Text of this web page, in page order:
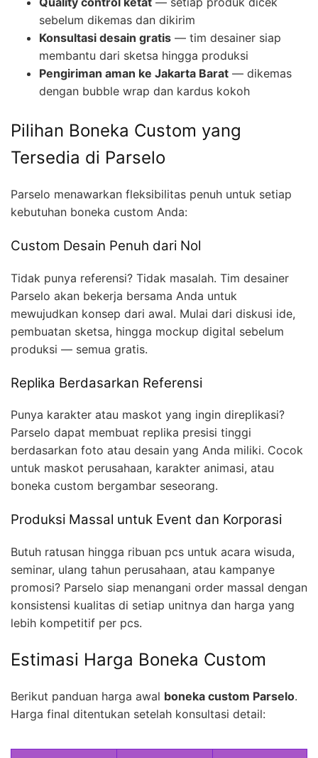
sebelum dikemas dan dikirim
Konsultasi desain gratis — tim desainer siap
membantu dari sketsa hingga produksi
Pengiriman aman ke Jakarta Barat — dikemas
dengan bubble wrap dan kardus kokoh
Pilihan Boneka Custom yang
Tersedia di Parselo
Parselo menawarkan fleksibilitas penuh untuk setiap
kebutuhan boneka custom Anda:
Custom Desain Penuh dari Nol
Tidak punya referensi? Tidak masalah. Tim desainer
Parselo akan bekerja bersama Anda untuk
mewujudkan konsep dari awal. Mulai dari diskusi ide,
pembuatan sketsa, hingga mockup digital sebelum
produksi — semua gratis.
Replika Berdasarkan Referensi
Punya karakter atau maskot yang ingin direplikasi?
Parselo dapat membuat replika presisi tinggi
berdasarkan foto atau desain yang Anda miliki. Cocok
untuk maskot perusahaan, karakter animasi, atau
boneka custom bergambar seseorang.
Produksi Massal untuk Event dan Korporasi
Butuh ratusan hingga ribuan pcs untuk acara wisuda,
seminar, ulang tahun perusahaan, atau kampanye
promosi? Parselo siap menangani order massal dengan
konsistensi kualitas di setiap unitnya dan harga yang
lebih kompetitif per pcs.
Estimasi Harga Boneka Custom
Berikut panduan harga awal boneka custom Parselo.
Harga final ditentukan setelah konsultasi detail: